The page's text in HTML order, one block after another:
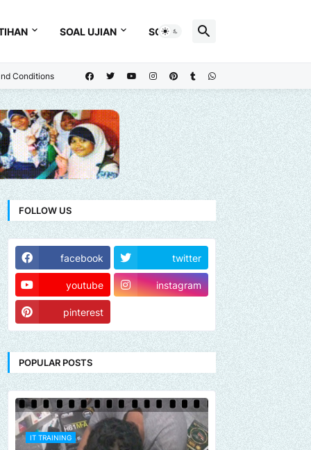
SOAL UJIAN SOAL
Conditions
FOLLOW US
facebook twitter
youtube instagram
pinterest
POPULAR POSTS
IT TRAINING